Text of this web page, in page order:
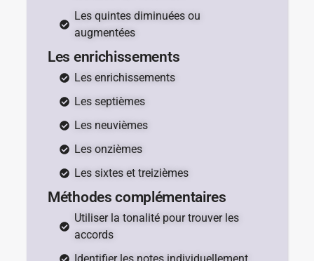
Les quintes diminuées ou
augmentées
Les enrichissements
Les enrichissements
Les septièmes
Les neuvièmes
Les onzièmes
Les sixtes et treizièmes
Méthodes complémentaires
Utiliser la tonalité pour trouver les
accords